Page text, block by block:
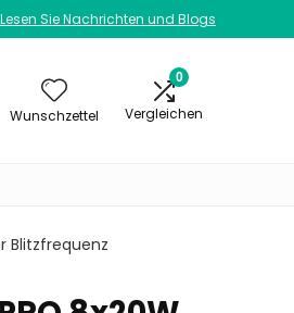
Lesen Sie Nachrichten und Blogs
Wunschzettel
0
Vergleichen
Blitzfrequenz